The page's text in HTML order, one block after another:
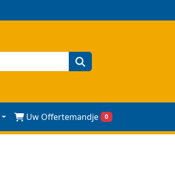
zoeken
Uw Offertemandje 0